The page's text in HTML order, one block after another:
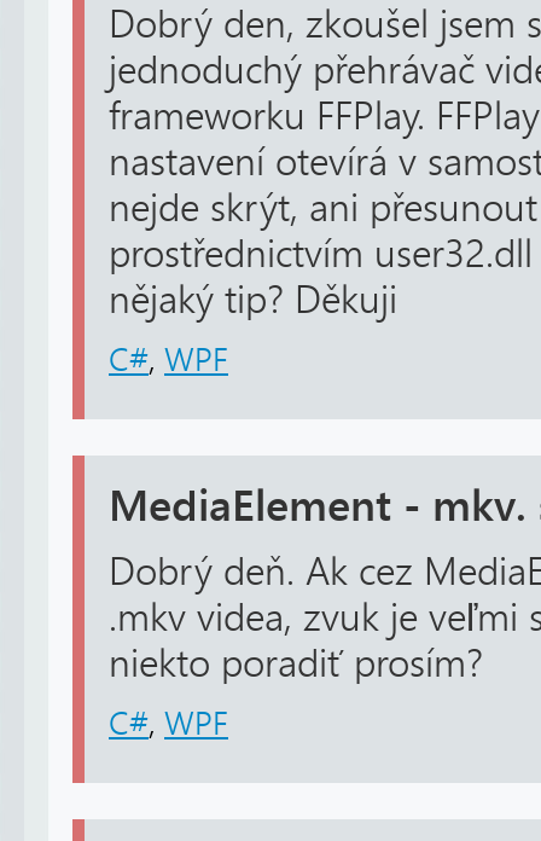
Dobrý den, zkoušel jsem
jednoduchý přehrávač
frameworku FFPlay.
nastavení otevírá v
nejde skrýt, ani
prostřednictvím
nějaký tip? Děkuji
C#, WPF
MediaElement - mkv.
Dobrý deň. Ak cez
.mkv videa, zvuk je veľmi
niekto poradiť prosím?
C#, WPF